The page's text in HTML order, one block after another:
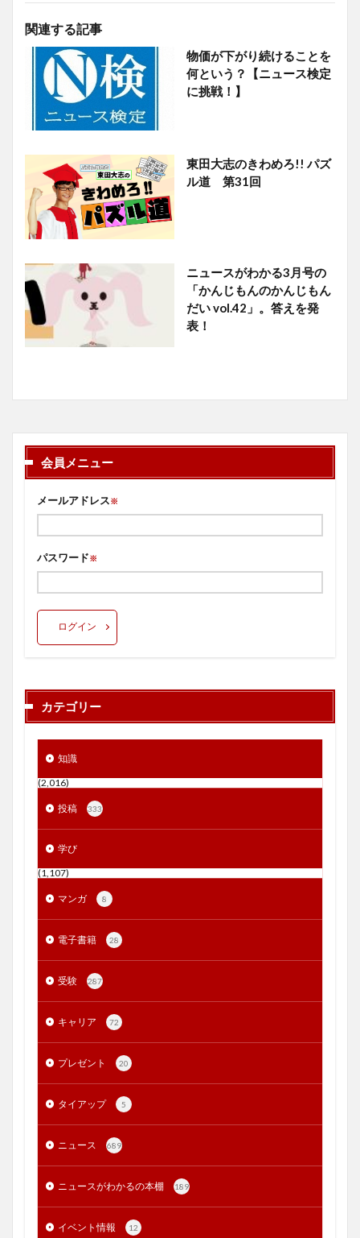
関連する記事
物価が下がり続けることを
何という？【ニュース検定
に挑戦！】
東田大志のきわめろ!! パズ
ル道 第31回
ニュースがわかる3月号の
「かんじもんのかんじもん
だい vol.42」。答えを発
表！
会員メニュー
メールアドレス※
パスワード※
ログイン
カテゴリー
知識
(2,016)
投稿 333
学び
(1,107)
マンガ 8
電子書籍 28
受験 287
キャリア 72
プレゼント 20
タイアップ 5
ニュース 689
ニュースがわかるの本棚 189
イベント情報 12